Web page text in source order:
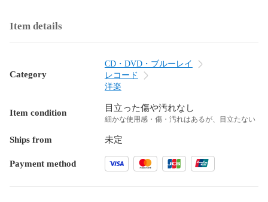
Item details
Category
CD・DVD・ブルーレイ
レコード
洋楽
Item condition 目立った傷や汚れなし
細かな使用感・傷・汚れはあるが、目立たない
Ships from 未定
Payment method